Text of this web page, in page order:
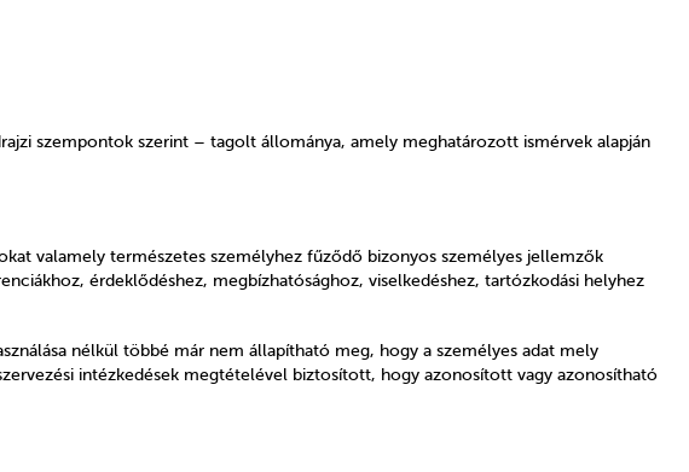
szempontok szerint – tagolt állománya, amely meghatározott ismérvek alapján
valamely természetes személyhez fűződő bizonyos személyes jellemzők
érdeklődéshez, megbízhatósághoz, viselkedéshez, tartózkodási helyhez
nélkül többé már nem állapítható meg, hogy a személyes adat mely
intézkedések megtételével biztosított, hogy azonosított vagy azonosítható